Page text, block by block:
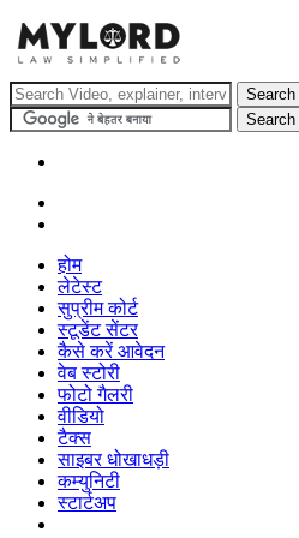
होम
लेटेस्ट
सुप्रीम कोर्ट
स्टूडेंट सेंटर
कैसे करें आवेदन
वेब स्टोरी
फोटो गैलरी
वीडियो
टैक्स
साइबर धोखाधड़ी
कम्युनिटी
स्टार्टअप